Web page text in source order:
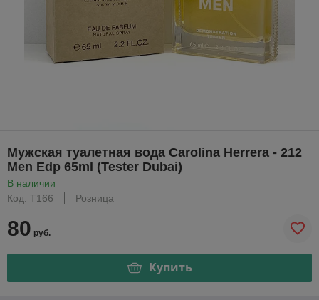
Мужская туалетная вода Carolina Herrera - 212
Men Edp 65ml (Tester Dubai)
В наличии
Код: Т166
Розница
80 руб.
Купить